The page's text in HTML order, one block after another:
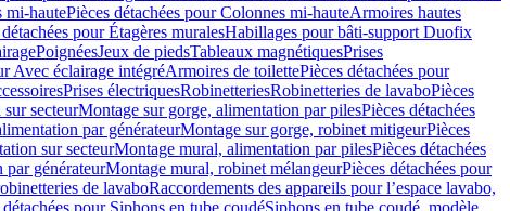
mi-hautePièces détachées pour Colonnes mi-hauteArmoires hautes
pour Étagères muralesHabillages pour bâti-support Duofix
PoignéesJeux de piedsTableaux magnétiquesPrises
Avec éclairage intégréArmoires de toilettePièces détachées pour
Prises électriquesRobinetteriesRobinetteries de lavaboPièces
secteurMontage sur gorge, alimentation par pilesPièces détachées
par générateurMontage sur gorge, robinet mitigeurPièces
sur secteurMontage mural, alimentation par pilesPièces détachées
par générateurMontage mural, robinet mélangeurPièces détachées pour
de lavaboRaccordements des appareils pour l’espace lavabo,
détachées pour Siphons en tube coudéSiphons en tube coudé, modèle